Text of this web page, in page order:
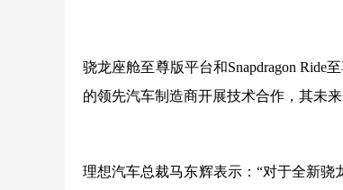
骁龙座舱至尊版平台和Snapdragon
的领先汽车制造商开展技术合作，其未
理想汽车总裁马东辉表示：“对于全新骁